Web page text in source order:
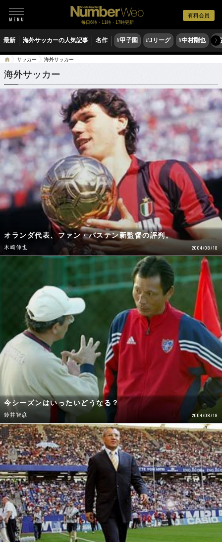
有料会員
毎日6時・11時・17時更新
最新 海外サッカーの人気記事 名作 #甲子園 #Jリーグ #中村剛也 #
〉
サッカー 海外サッカー
海外サッカー
オランダ代表、ファン・バステン新監督の評判。
木崎伸也 2004/08/18
今シーズンはいったいどうなる？
鈴井智彦 2004/08/18